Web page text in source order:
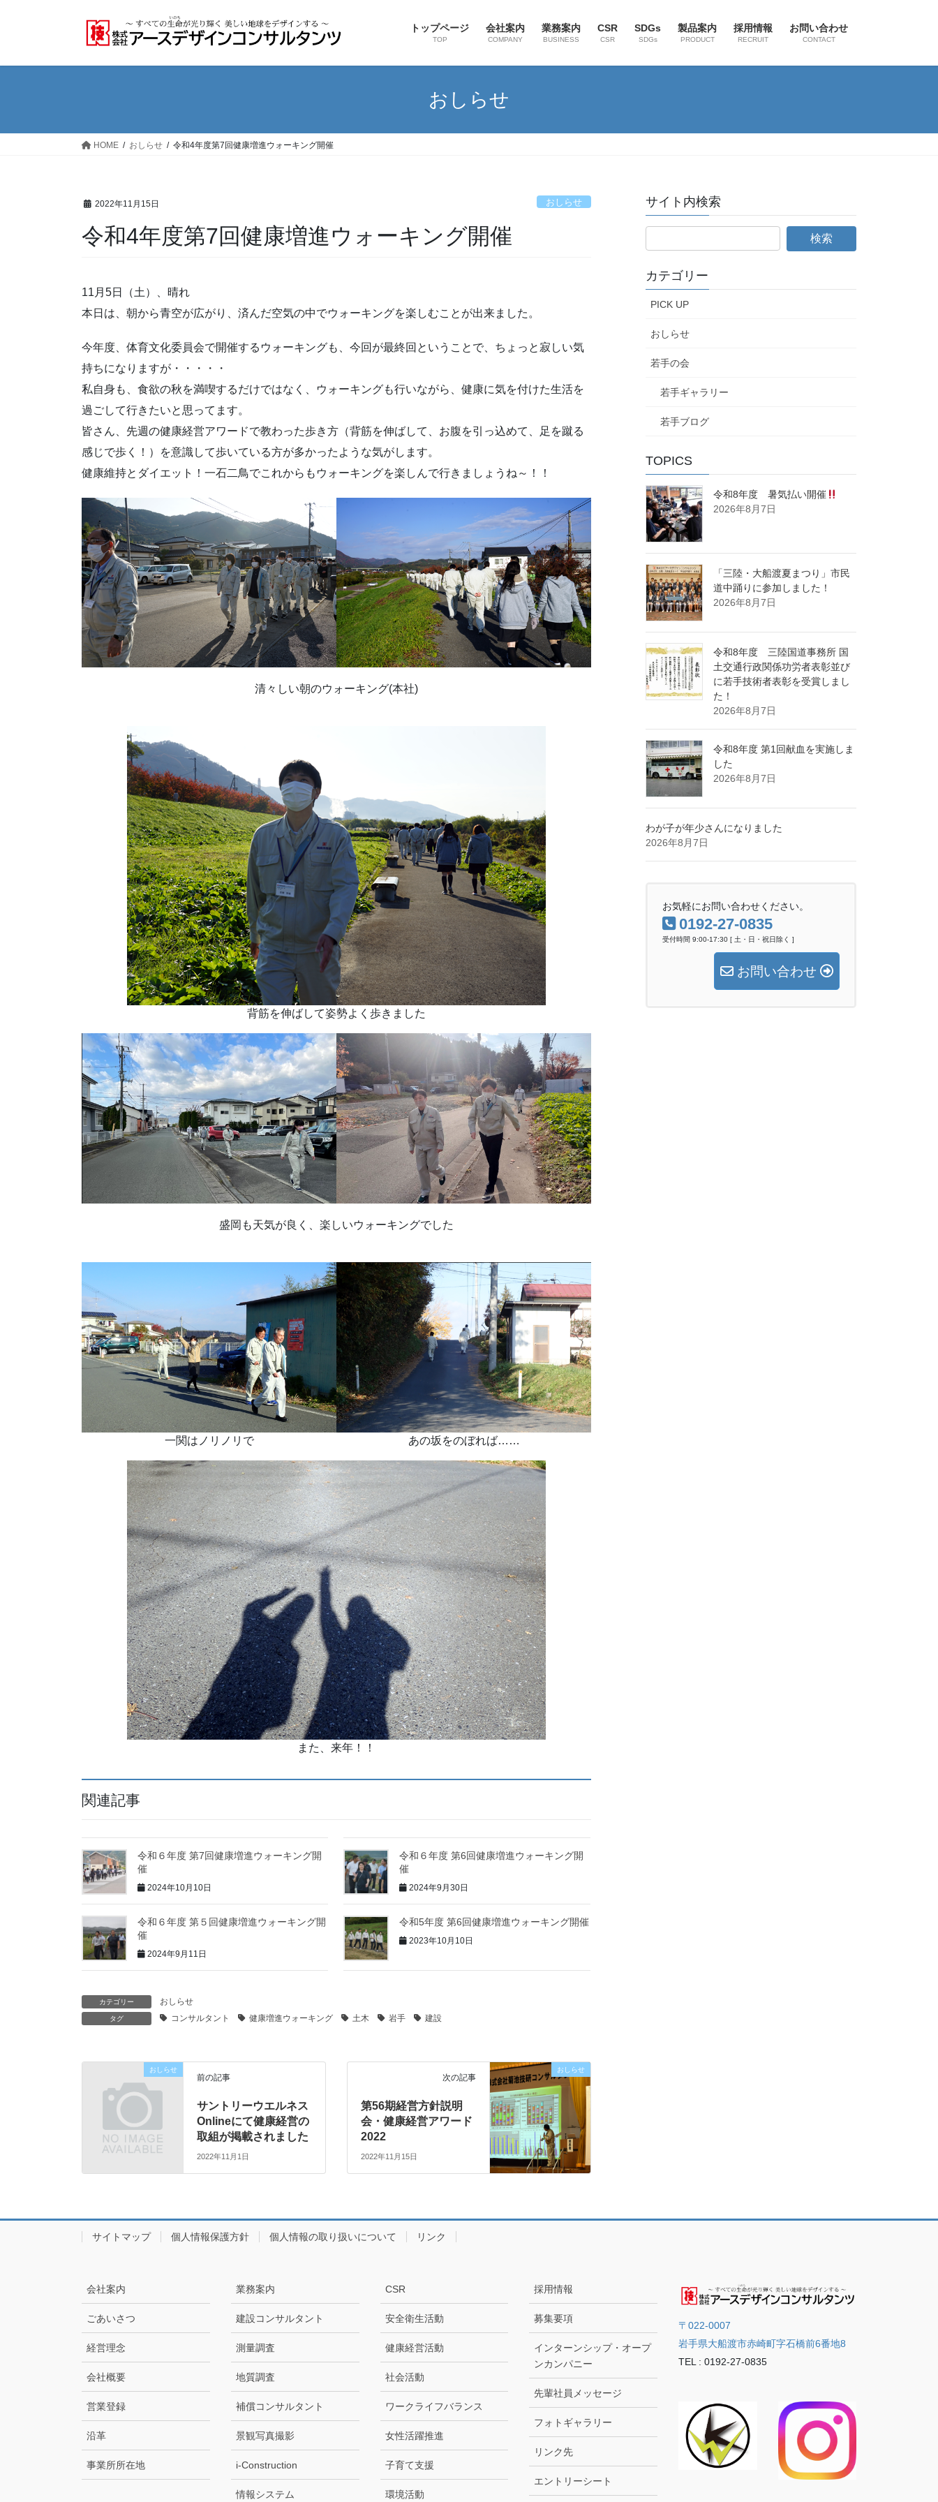
トップページ
TOP
会社案内
COMPANY
業務案内
BUSINESS
CSR
CSR
SDGs
SDGs
製品案内
PRODUCT
採用情報
RECRUIT
お問い合わせ
CONTACT
おしらせ
HOME おしらせ 令和4年度第7回健康増進ウォーキング開催
2022年11月15日 おしらせ
令和4年度第7回健康増進ウォーキング開催
11月5日（土）、晴れ
本日は、朝から青空が広がり、済んだ空気の中でウォーキングを楽しむことが出来ました。
今年度、体育文化委員会で開催するウォーキングも、今回が最終回ということで、ちょっと寂しい気
持ちになりますが・・・・・
私自身も、食欲の秋を満喫するだけではなく、ウォーキングも行いながら、健康に気を付けた生活を
過ごして行きたいと思ってます。
皆さん、先週の健康経営アワードで教わった歩き方（背筋を伸ばして、お腹を引っ込めて、足を蹴る
感じで歩く！）を意識して歩いている方が多かったような気がします。
健康維持とダイエット！一石二鳥でこれからもウォーキングを楽しんで行きましょうね～！！
清々しい朝のウォーキング(本社)
背筋を伸ばして姿勢よく歩きました
盛岡も天気が良く、楽しいウォーキングでした
一関はノリノリで あの坂をのぼれば……
また、来年！！
関連記事
令和６年度 第7回健康増進ウォーキング開
催
2024年10月10日
令和６年度 第6回健康増進ウォーキング開
催
2024年9月30日
令和６年度 第５回健康増進ウォーキング開
催
2024年9月11日
令和5年度 第6回健康増進ウォーキング開催
2023年10月10日
カテゴリー おしらせ
タグ コンサルタント 健康増進ウォーキング 土木 岩手 建設
おしらせ
前の記事
サントリーウエルネス
Onlineにて健康経営の
取組が掲載されました
2022年11月1日
おしらせ
次の記事
第56期経営方針説明
会・健康経営アワード
2022
2022年11月15日
サイト内検索
カテゴリー
PICK UP
おしらせ
若手の会
若手ギャラリー
若手ブログ
TOPICS
令和8年度 暑気払い開催
2026年8月7日
「三陸・大船渡夏まつり」市民
道中踊りに参加しました！
2026年8月7日
令和8年度 三陸国道事務所 国
土交通行政関係功労者表彰並び
に若手技術者表彰を受賞しまし
た！
2026年8月7日
令和8年度 第1回献血を実施しま
した
2026年8月7日
わが子が年少さんになりました
2026年8月7日
お気軽にお問い合わせください。
0192-27-0835
受付時間 9:00-17:30 [ 土・日・祝日除く ]
お問い合わせ
サイトマップ 個人情報保護方針 個人情報の取り扱いについて リンク
会社案内
ごあいさつ
経営理念
会社概要
営業登録
沿革
事業所所在地
業務案内
建設コンサルタント
測量調査
地質調査
補償コンサルタント
景観写真撮影
i-Construction
情報システム
CSR
安全衛生活動
健康経営活動
社会活動
ワークライフバランス
女性活躍推進
子育て支援
環境活動
採用情報
募集要項
インターンシップ・オープ
ンカンパニー
先輩社員メッセージ
フォトギャラリー
リンク先
エントリーシート
〒022-0007
岩手県大船渡市赤崎町字石橋前6番地8
TEL : 0192-27-0835